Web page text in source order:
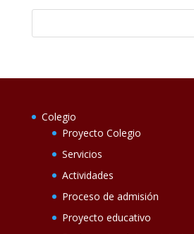
Colegio
Proyecto Colegio
Servicios
Actividades
Proceso de admisión
Proyecto educativo